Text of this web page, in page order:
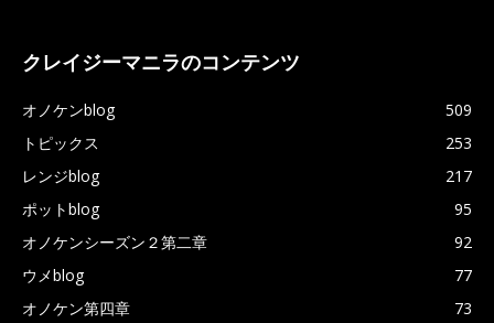
クレイジーマニラのコンテンツ
オノケンblog
509
トピックス
253
レンジblog
217
ポットblog
95
オノケンシーズン２第二章
92
ウメblog
77
オノケン第四章
73